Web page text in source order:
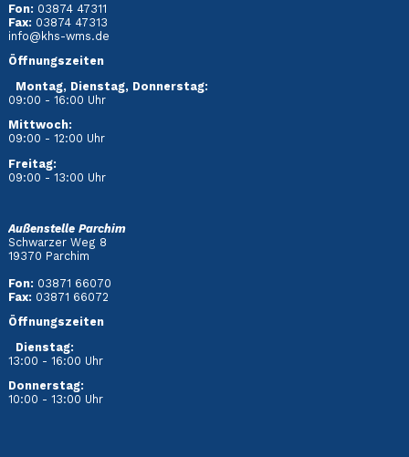
Fon: 03874 47311
Fax: 03874 47313
info@khs-wms.de
Öffnungszeiten
Montag, Dienstag, Donnerstag:
09:00 - 16:00 Uhr
Mittwoch:
09:00 - 12:00 Uhr
Freitag:
09:00 - 13:00 Uhr
Außenstelle Parchim
Schwarzer Weg 8
19370 Parchim
Fon: 03871 66070
Fax: 03871 66072
Öffnungszeiten
Dienstag:
13:00 - 16:00 Uhr
Donnerstag:
10:00 - 13:00 Uhr